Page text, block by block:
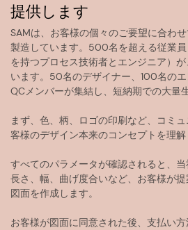
提供します
SAMは、お客様の個々のご要望に合わ
製造しています。500名を超える従業
を持つプロセス技術者とエンジニア）
います。50名のデザイナー、100名の
QCメンバーが集結し、短納期での大量
まず、色、柄、ロゴの印刷など、コミ
客様のデザイン本来のコンセプトを理解
すべてのパラメータが確認されると、当
長さ、幅、曲げ度合いなど、お客様が
図面を作成します。
お客様が図面に同意された後、支払い